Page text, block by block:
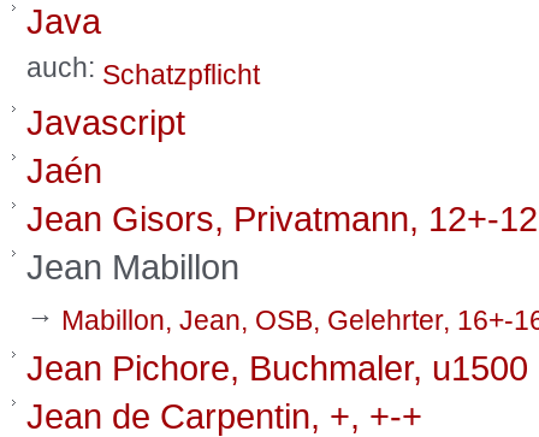
Java
auch: Schatzpflicht
Javascript
Jaén
Jean Gisors, Privatmann, 12+-
Jean Mabillon
→ Mabillon, Jean, OSB, Gelehrter, 16+-
Jean Pichore, Buchmaler, u1500
Jean de Carpentin, +, +-+